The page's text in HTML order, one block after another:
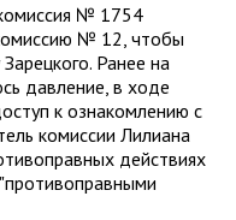
№ 1754
№ 12, чтобы
Ранее на
давление, в ходе
к ознакомлению с
комиссии Лилиана
действиях